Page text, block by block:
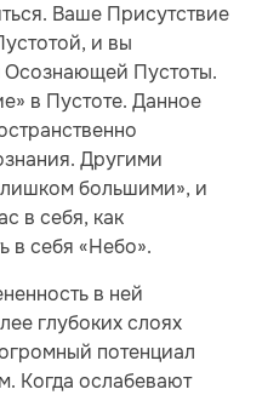
Ваше Присутствие
и вы
Осознающей Пустоты.
в Пустоте. Данное
Другими
большими», и
в себя, как
в себя «Небо».
в ней
глубоких слоях
потенциал
Когда ослабевают